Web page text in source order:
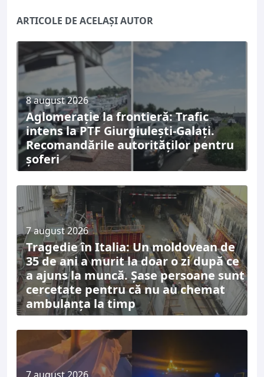
ARTICOLE DE ACELAȘI AUTOR
8 august 2026
Aglomerație la frontieră: Trafic
intens la PTF Giurgiulești-Galați.
Recomandările autorităților pentru
șoferi
7 august 2026
Tragedie în Italia: Un moldovean de
35 de ani a murit la doar o zi după ce
a ajuns la muncă. Șase persoane sunt
cercetate pentru că nu au chemat
ambulanța la timp